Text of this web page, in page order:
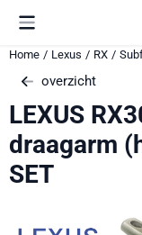
Cookievoorkeuren zijn
Home / Lexus / RX /
overzicht
LEXUS
draagarm
SET